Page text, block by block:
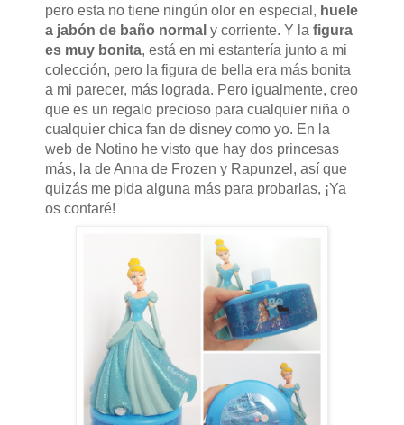
pero esta no tiene ningún olor en especial, huele
a jabón de baño normal y corriente. Y la figura
es muy bonita, está en mi estantería junto a mi
colección, pero la figura de bella era más bonita
a mi parecer, más lograda. Pero igualmente, creo
que es un regalo precioso para cualquier niña o
cualquier chica fan de disney como yo. En la
web de Notino he visto que hay dos princesas
más, la de Anna de Frozen y Rapunzel, así que
quizás me pida alguna más para probarlas, ¡Ya
os contaré!